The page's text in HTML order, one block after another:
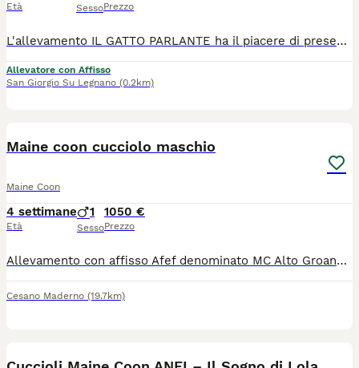
Età SessoPrezzo
L'allevamento IL GATTO PARLANTE ha il piacere di presentarvi la piccola Ortica, nata il 4/06/2026. Un tipetto tutto pepe, energica e molto coccolona. Cresciuta in ambiente familiare, con possibilità di socializzare anche con altri gatti, abituata a molteplici tipi di lettiera, tiragraffi e classici rumori domestici. Verrà ceduta con contratto da compagnia, pedigree ANFI, doppia vaccinazione e doppia sverminazione, microchip, libretto sanitario, certificato di buona salute, test genetici dei genitori e kit cucciolo. I genitori sono visibili presso il nostro allevamento e siamo disponibili per organizzare delle visite. Ci troviamo a San Giorgio su legnano in provincia di Milano. Potete contattarci per informazioni e seguirci sui social.
Allevatore con Affisso
San Giorgio Su Legnano (0.2km)
Maine coon cucciolo maschio
Maine Coon
4 settimane
Età
1
Sesso
1050 €
Prezzo
Allevamento con affisso Afef denominato MC Alto Groane dispone di cucciolo maschio con pedigree da compagnia. Potrà raggiungere la famiglia a partire da fine settembre / inizio ottobre, sarà consegnato con libretto sanitario, microchip , passaggio di proprietà, vaccini, sverminazioni, pedigree da compagnia, copia test genetici dei genitori. Visionabile in allevamento a Cogliate assieme alle sorelline e ai genitori. Per info e per prenotare una visita chiamare o scrivete al 3313099812. Visitare le pagine social FB e IG MC Alto Groane Cattery
Cesano Maderno (19.7km)